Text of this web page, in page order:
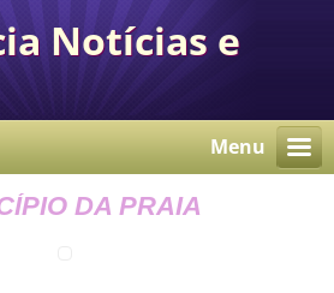
Notícias e
Autárquica
Menu
DA PRAIA